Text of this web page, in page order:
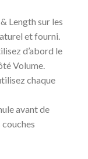
Length sur les
et fourni.
d’abord le
Volume.
chaque
avant de
couches